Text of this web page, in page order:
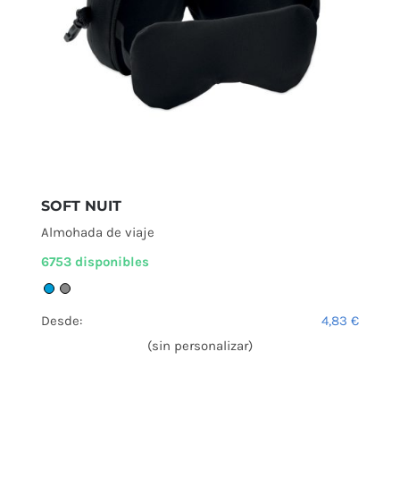
SOFT NUIT
Almohada de viaje
6753 disponibles
Desde: 4,83 €
(sin personalizar)